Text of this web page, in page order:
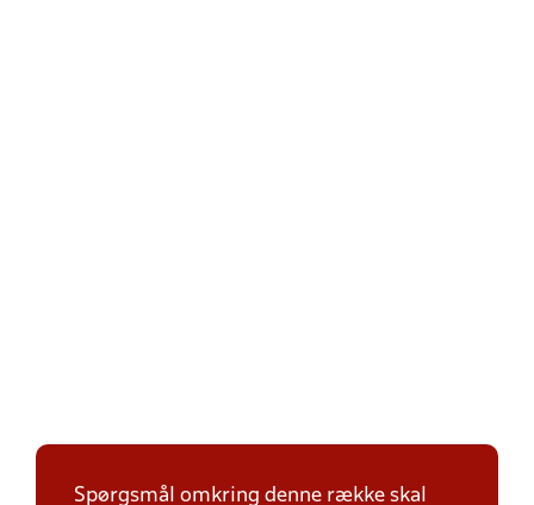
Spørgsmål omkring denne række skal